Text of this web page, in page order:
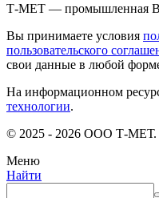
Т-МЕТ — промышленная
Вы принимаете условия
пользовательского
свои данные в любой
На информационном
технологии.
© 2025 - 2026 ООО Т-МЕТ.
Меню
Найти